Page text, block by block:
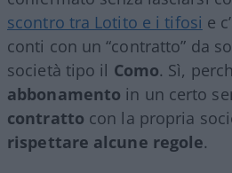
scontro tra Lotito e i tifosi e
conti con un “contratto” da
società tipo il Como. Sì,
abbonamento in un certo
contratto con la propria
rispettare alcune regole.